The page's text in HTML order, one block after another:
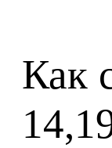
Как